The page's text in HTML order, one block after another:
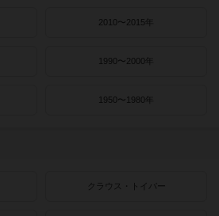
2010〜2015年
1990〜2000年
1950〜1980年
クラウス・トイバー